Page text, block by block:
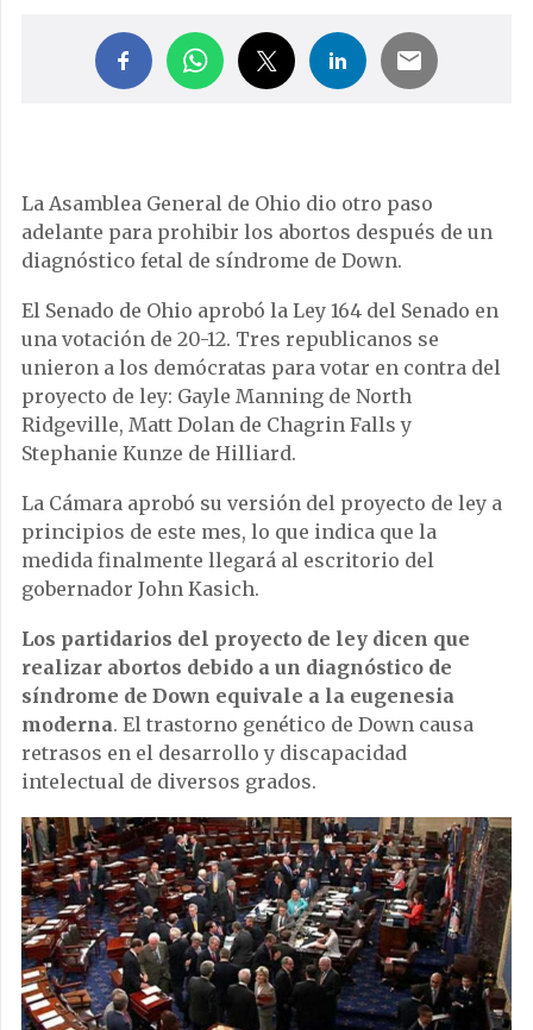
La Asamblea General de Ohio dio otro paso
adelante para prohibir los abortos después de un
diagnóstico fetal de síndrome de Down.
El Senado de Ohio aprobó la Ley 164 del Senado en
una votación de 20-12. Tres republicanos se
unieron a los demócratas para votar en contra del
proyecto de ley: Gayle Manning de North
Ridgeville, Matt Dolan de Chagrin Falls y
Stephanie Kunze de Hilliard.
La Cámara aprobó su versión del proyecto de ley a
principios de este mes, lo que indica que la
medida finalmente llegará al escritorio del
gobernador John Kasich.
Los partidarios del proyecto de ley dicen que
realizar abortos debido a un diagnóstico de
síndrome de Down equivale a la eugenesia
moderna. El trastorno genético de Down causa
retrasos en el desarrollo y discapacidad
intelectual de diversos grados.